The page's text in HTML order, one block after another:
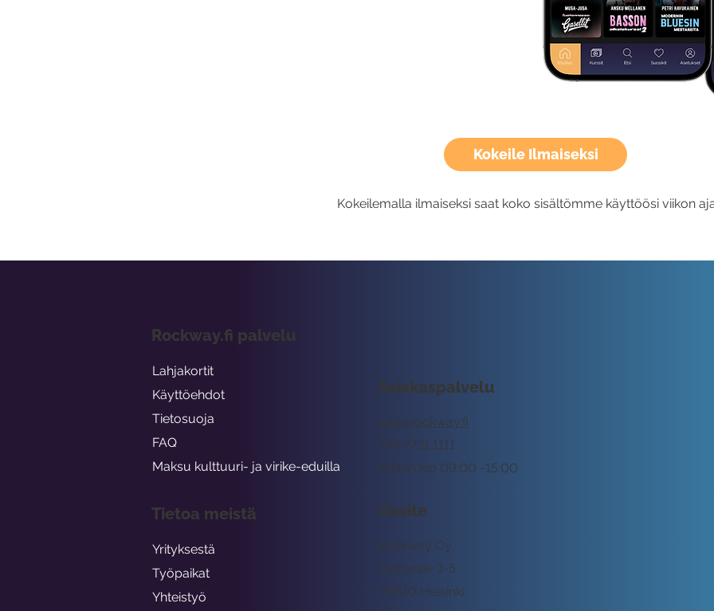
Kokeile Ilmaiseksi
Kokeilemalla ilmaiseksi saat koko sisältömme käyttöösi viikon
Asiakaspalvelu
tuki@rockway.fi
Arkisin klo 09:00 -15:00
045 7731 1111
Osoite
Rockway Oy
Lemuntie 3-5
00510 Helsinki
Rockway.fi palvelu
Lahjakortit
Käyttöehdot
Tietosuoja
FAQ
Maksu kulttuuri- ja virike-eduilla
Tietoa meistä
Yrityksestä
Työpaikat
Yhteistyö